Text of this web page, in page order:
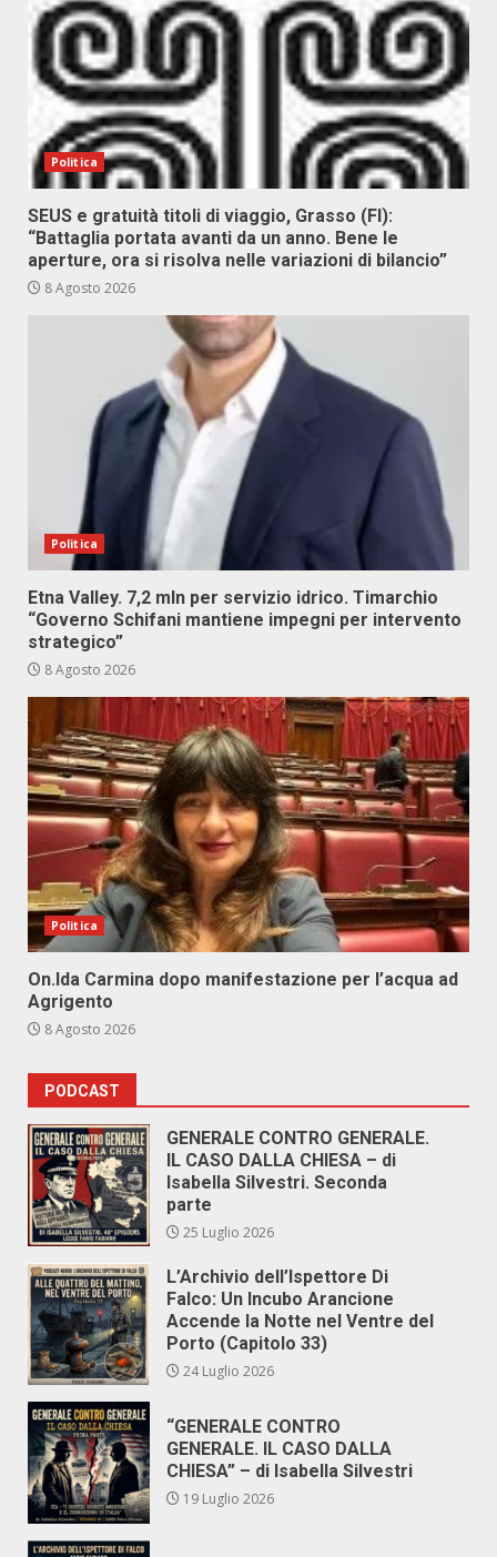
Politica
SEUS e gratuità titoli di viaggio, Grasso (FI):
“Battaglia portata avanti da un anno. Bene le
aperture, ora si risolva nelle variazioni di bilancio”
8 Agosto 2026
Politica
Etna Valley. 7,2 mln per servizio idrico. Timarchio
“Governo Schifani mantiene impegni per intervento
strategico”
8 Agosto 2026
Politica
On.Ida Carmina dopo manifestazione per l’acqua ad
Agrigento
8 Agosto 2026
PODCAST
GENERALE CONTRO GENERALE.
IL CASO DALLA CHIESA – di
Isabella Silvestri. Seconda
parte
25 Luglio 2026
L’Archivio dell’Ispettore Di
Falco: Un Incubo Arancione
Accende la Notte nel Ventre del
Porto (Capitolo 33)
24 Luglio 2026
“GENERALE CONTRO
GENERALE. IL CASO DALLA
CHIESA” – di Isabella Silvestri
19 Luglio 2026